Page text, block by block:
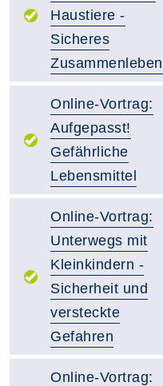
Haustiere -
Sicheres
Zusammenleben
Online-Vortrag:
Aufgepasst!
Gefährliche
Lebensmittel
Online-Vortrag:
Unterwegs mit
Kleinkindern -
Sicherheit und
versteckte
Gefahren
Online-Vortrag: